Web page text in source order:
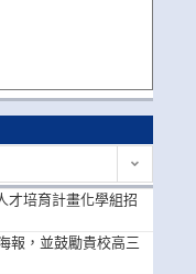
才培育計畫化學組招
報，並鼓勵貴校高三